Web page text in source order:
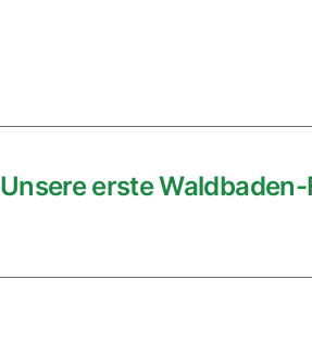
Unsere erste